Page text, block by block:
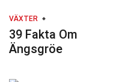
VÄXTER
39 Fakta Om
Ängsgröe